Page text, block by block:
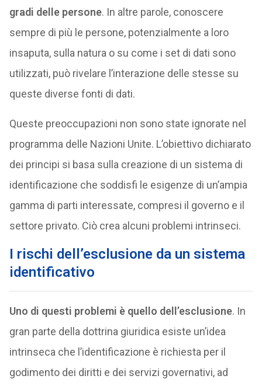
gradi delle persone. In altre parole, conoscere
sempre di più le persone, potenzialmente a loro
insaputa, sulla natura o su come i set di dati sono
utilizzati, può rivelare l’interazione delle stesse su
queste diverse fonti di dati.
Queste preoccupazioni non sono state ignorate nel
programma delle Nazioni Unite. L’obiettivo dichiarato
dei principi si basa sulla creazione di un sistema di
identificazione che soddisfi le esigenze di un’ampia
gamma di parti interessate, compresi il governo e il
settore privato. Ciò crea alcuni problemi intrinseci.
I rischi dell’esclusione da un sistema
identificativo
Uno di questi problemi è quello dell’esclusione. In
gran parte della dottrina giuridica esiste un’idea
intrinseca che l’identificazione è richiesta per il
godimento dei diritti e dei servizi governativi, ad